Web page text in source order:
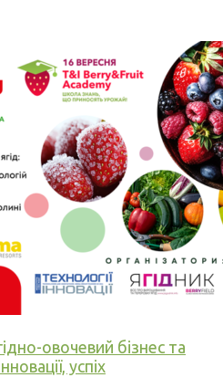
овочевий бізнес та
успіх